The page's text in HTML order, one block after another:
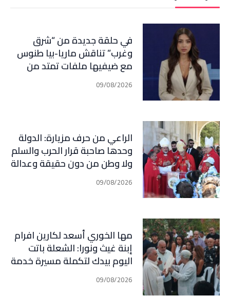
في حلقة جديدة من “شرق
وغرب” تناقش ماريا-بيا طنوس
مع ضيفيها ملفات تمتد من
لبنان وإيران إلى إسبانيا
والمغرب: مفاوضات، صراع نفوذ،
09/08/2026
الراعي من حرف مزيارة: الدولة
وحدها صاحبة قرار الحرب والسلم
ولا وطن من دون حقيقة وعدالة
ومحاسبة
09/08/2026
مها الخوري أسعد لكارين افرام
إبنة غيث ونورا: الشعلة باتت
اليوم بيدك لتكملة مسيرة خدمة
الوطن وأهلنا في قرطبا وبلاد
جبيل
09/08/2026